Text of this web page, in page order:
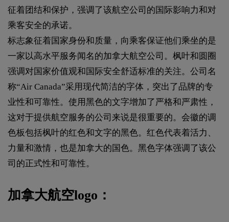
征着团结和保护，强调了该航空公司的国际影响力和对
乘客安全的承诺。
标志象征着国家身份和质量，向乘客保证他们乘坐的是
一家以高水平服务闻名的加拿大航空公司。枫叶和圆圈
强调对国家价值观和国际安全舒适标准的关注。公司名
称“Air Canada”采用现代简洁的字体，突出了品牌的专
业性和可靠性。使用黑色的文字增加了严格和严肃性，
这对于提供航空服务的公司来说是很重要的。会徽的调
色板包括枫叶的红色和文字的黑色。红色代表着活力、
力量和激情，也是加拿大的国色。黑色字体强调了该公
司的正式性和可靠性。
加拿大航空logo：